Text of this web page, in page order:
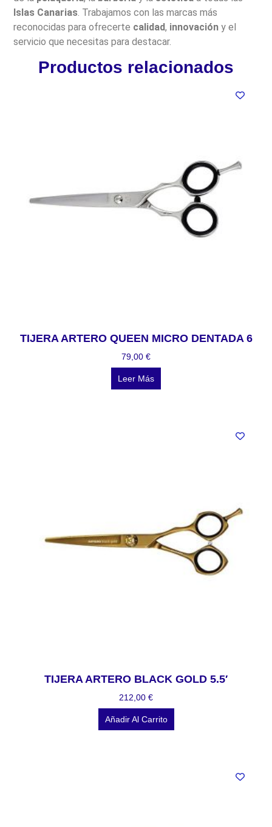
Islas Canarias. Trabajamos con las marcas más
reconocidas para ofrecerte calidad, innovación y el
servicio que necesitas para destacar.
Productos relacionados
TIJERA ARTERO QUEEN MICRO DENTADA 6
79,00 €
Leer Más
TIJERA ARTERO BLACK GOLD 5.5′
212,00 €
Añadir Al Carrito